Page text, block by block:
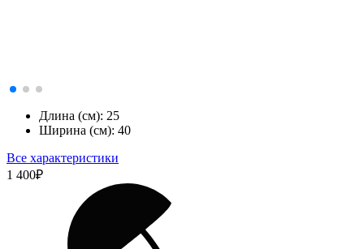
Длина (см): 25
Ширина (см): 40
Все характеристики
1 400₽